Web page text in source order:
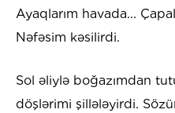
Ayaqlarım havada...
Nəfəsim kəsilirdi.
Sol əliylə boğazımdan
döşlərimi şillələyirdi.